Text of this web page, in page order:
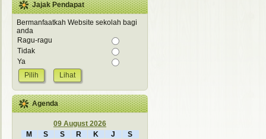
Jajak Pendapat
Bermanfaatkah Website sekolah bagi
anda
Ragu-ragu
Tidak
Ya
Lihat
Agenda
09 August 2026
M
S S R K J S